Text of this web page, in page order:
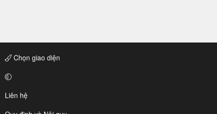
Chọn giao diện
Liên hệ